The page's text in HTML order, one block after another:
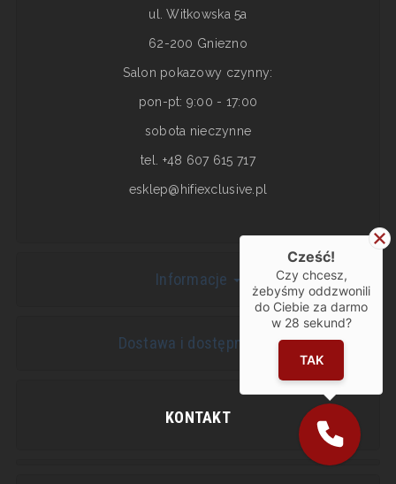
ul. Witkowska 5a
62-200 Gniezno
Salon pokazowy czynny:
pon-pt: 9:00 - 17:00
sobota nieczynne
tel. +48 607 615 717
esklep@hifiexclusive.pl
Informacje
Dostawa i dostępność
KONTAKT
Cześć!
Czy chcesz,
żebyśmy oddzwonili
do Ciebie za darmo
w 28 sekund?
TAK